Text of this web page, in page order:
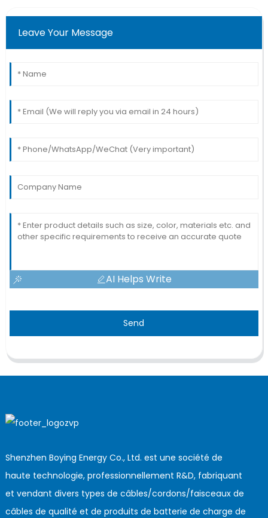
Leave Your Message
AI Helps Write
Send
Shenzhen Boying Energy Co., Ltd. est une société de
haute technologie, professionnellement R&D, fabriquant
et vendant divers types de câbles/cordons/faisceaux de
câbles de qualité et de produits de batterie de charge de